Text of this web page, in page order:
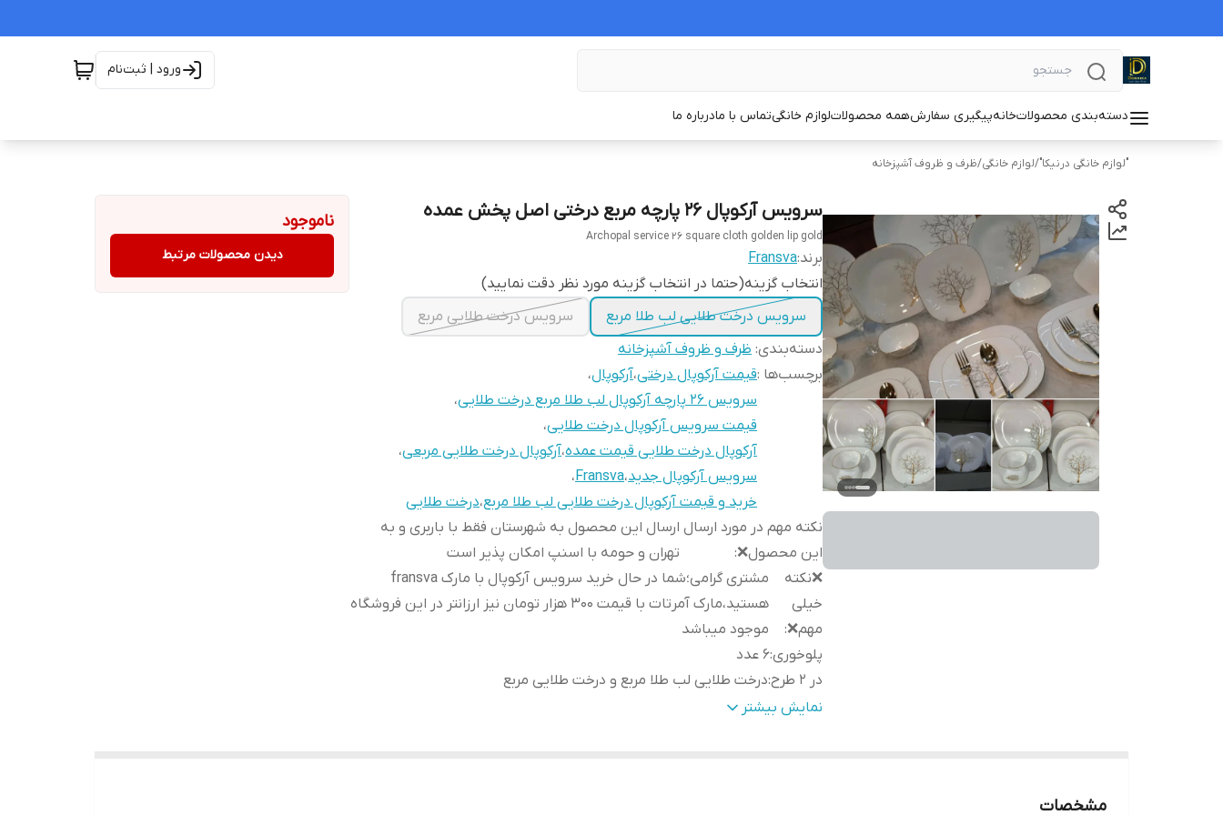
ورود | ثبت‌نام
دسته‌بندی محصولاتخانهپیگیری سفارشهمه محصولاتلوازم خانگیتماس با مادرباره ما
"لوازم خانگی درنیکا"/لوازم خانگی/ظرف و ظروف آشپزخانه
سرویس آرکوپال 26 پارچه مربع درختی اصل پخش عمده
Archopal service 26 square cloth golden lip gold
برند:Fransva
انتخاب گزینه(حتما در انتخاب گزینه مورد نظر دقت نمایید)
سرویس درخت طلایی لب طلا مربع
سرویس درخت طلایی مربع
دسته‌بندی: ظرف و ظروف آشپزخانه
برچسب‌ها :قیمت آرکوپال درختی،آرکوپال،
سرویس ۲۶ پارچه آرکوپال لب طلا مربع درخت طلایی
،
قیمت سرویس آرکوپال درخت طلایی،
آرکوپال درخت طلایی قیمت عمده،آرکوپال درخت طلایی مربعی،
سرویس آرکوپال جدید،Fransva،
خرید و قیمت آرکوپال درخت طلایی لب طلا مربع،درخت طلایی
نکته مهم در مورد ارسال
این محصول❌:
ارسال این محصول به شهرستان فقط با باربری و به
تهران و حومه با اسنپ امکان پذیر است
❌نکته
خیلی
مهم❌:
مشتری گرامی؛شما در حال خرید سرویس آرکوپال با مارک fransva
هستید،مارک آمرتات با قیمت ۳۰۰ هزار تومان نیز ارزانتر در این فروشگاه
موجود میباشد
پلوخوری:۶ عدد
در ۲ طرح
:درخت طلایی لب طلا مربع و درخت طلایی مربع
کاسه ماست یا سالاد
نمایش بیشتر
ناموجود
دیدن محصولات مرتبط
مشخصات